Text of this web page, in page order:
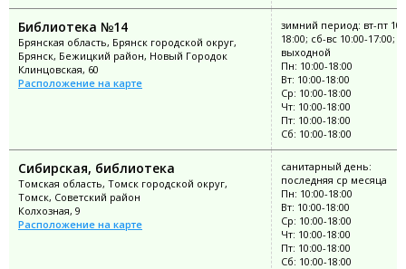
Библиотека №14
Брянская область, Брянск городской округ,
Брянск, Бежицкий район, Новый Городок
Клинцовская, 60
Расположение на карте
зимний период: вт-пт
18:00; сб-вс 10:00-17:00;
выходной
Пн: 10:00-18:00
Вт: 10:00-18:00
Ср: 10:00-18:00
Чт: 10:00-18:00
Пт: 10:00-18:00
Сб: 10:00-18:00
Сибирская, библиотека
Томская область, Томск городской округ,
Томск, Советский район
Колхозная, 9
Расположение на карте
санитарный день:
последняя ср месяца
Пн: 10:00-18:00
Вт: 10:00-18:00
Ср: 10:00-18:00
Чт: 10:00-18:00
Пт: 10:00-18:00
Сб: 10:00-18:00